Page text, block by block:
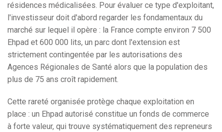
résidences médicalisées. Pour évaluer ce type d'exploitant,
l'investisseur doit d'abord regarder les fondamentaux du
marché sur lequel il opère : la France compte environ 7 500
Ehpad et 600 000 lits, un parc dont l'extension est
strictement contingentée par les autorisations des
Agences Régionales de Santé alors que la population des
plus de 75 ans croît rapidement.
Cette rareté organisée protège chaque exploitation en
place : un Ehpad autorisé constitue un fonds de commerce
à forte valeur, qui trouve systématiquement des repreneurs